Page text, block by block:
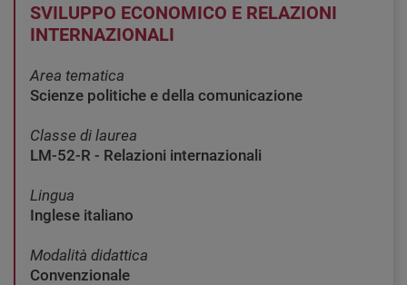
SVILUPPO ECONOMICO E RELAZIONI
INTERNAZIONALI
Area tematica
Scienze politiche e della comunicazione
Classe di laurea
LM-52-R - Relazioni internazionali
Lingua
Inglese italiano
Modalità didattica
Convenzionale